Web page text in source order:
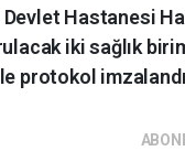
Hastanesi
iki sağlık
protokol